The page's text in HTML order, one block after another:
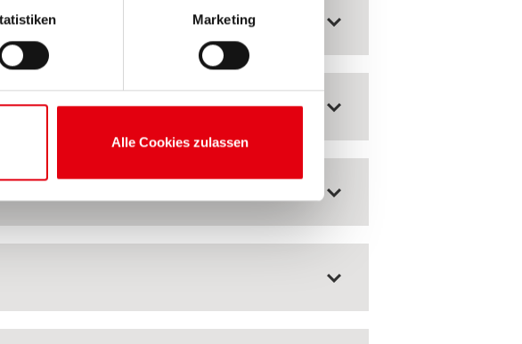
Ihre Einwilligung ist freiwillig und
Einwilligung nicht erteilen, beschränken
zu können.
Marketing
Alle Cookies zulassen